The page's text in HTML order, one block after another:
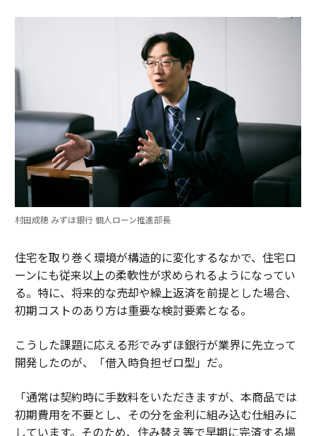
村田成穂 みずほ銀行 個人ローン推進部長
住宅を取り巻く環境が構造的に変化するなかで、住宅ロ
ーンにも従来以上の柔軟性が求められるようになってい
る。特に、将来的な売却や繰上返済を前提とした場合、
初期コストのあり方は重要な検討要素となる。
こうした課題に応える形でみずほ銀行が業界に先立って
開発したのが、「借入時負担ゼロ型」だ。
「通常は契約時に手数料をいただきますが、本商品では
初期費用を不要とし、その分を金利に組み込む仕組みに
しています。そのため、住み替え等で早期に完済する場